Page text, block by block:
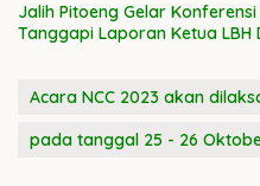
Jalih Pitoeng Gelar
Tanggapi Laporan Ketua
Acara NCC 2023 akan
pada tanggal 25 - 26